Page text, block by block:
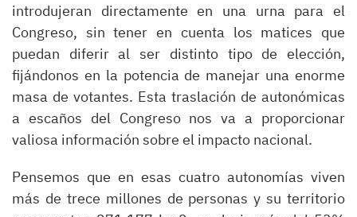
introdujeran directamente en una urna para el
Congreso, sin tener en cuenta los matices que
puedan diferir al ser distinto tipo de elección,
fijándonos en la potencia de manejar una enorme
masa de votantes. Esta traslación de autonómicas
a escaños del Congreso nos va a proporcionar
valiosa información sobre el impacto nacional.
Pensemos que en esas cuatro autonomías viven
más de trece millones de personas y su territorio